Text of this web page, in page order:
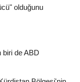
olduğunu
biri de ABD